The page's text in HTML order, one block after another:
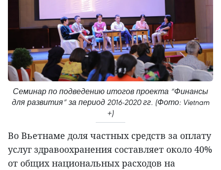
Семинар по подведению итогов проекта “Финансы
для развития” за период 2016-2020 гг. (Фото: Vietnam
+)
Во Вьетнаме доля частных средств за оплату
услуг здравоохранения составляет около 40%
от общих национальных расходов на